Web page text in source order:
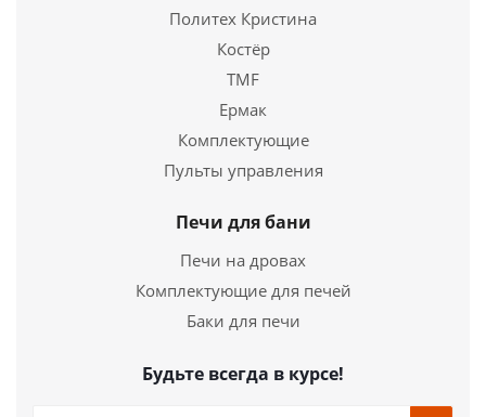
11 400руб.
Подробнее
Политех Кристина
Костёр
TMF
Ермак
Комплектующие
Пульты управления
Печи для бани
Печи на дровах
Комплектующие для печей
Баки для печи
Будьте всегда в курсе!